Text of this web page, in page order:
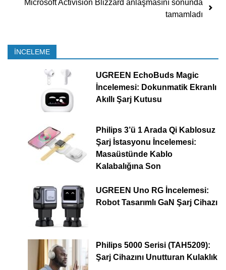
Microsoft Activision Blizzard anlaşmasını sonunda
tamamladı
İNCELEME
UGREEN EchoBuds Magic
İncelemesi: Dokunmatik Ekranlı
Akıllı Şarj Kutusu
Philips 3’ü 1 Arada Qi Kablosuz
Şarj İstasyonu İncelemesi:
Masaüstünde Kablo
Kalabalığına Son
UGREEN Uno RG İncelemesi:
Robot Tasarımlı GaN Şarj Cihazı
Philips 5000 Serisi (TAH5209):
Şarj Cihazını Unutturan Kulaklık